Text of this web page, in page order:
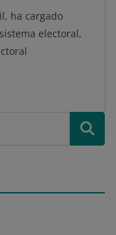
ha cargado
electoral,